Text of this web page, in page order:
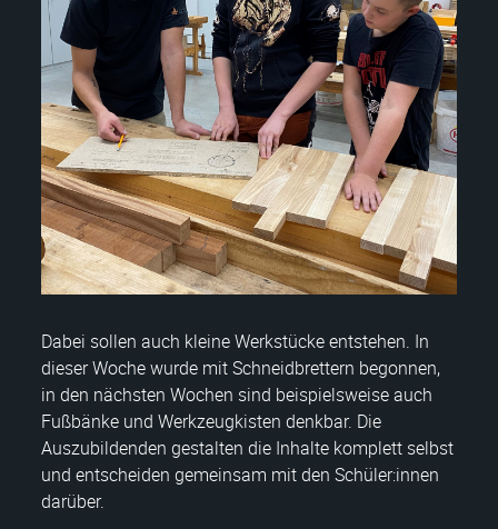
Dabei sollen auch kleine Werkstücke entstehen. In
dieser Woche wurde mit Schneidbrettern begonnen,
in den nächsten Wochen sind beispielsweise auch
Fußbänke und Werkzeugkisten denkbar. Die
Auszubildenden gestalten die Inhalte komplett selbst
und entscheiden gemeinsam mit den Schüler:innen
darüber.